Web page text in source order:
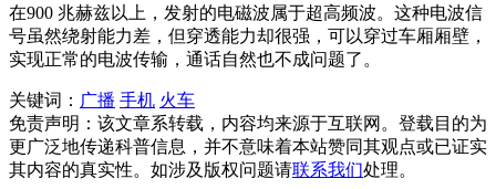
在900 兆赫兹以上，发射的电磁波属于超高频波。这种电波信
号虽然绕射能力差，但穿透能力却很强，可以穿过车厢厢壁，
实现正常的电波传输，通话自然也不成问题了。
关键词： 广播 手机 火车
免责声明：该文章系转载，内容均来源于互联网。登载目的为
更广泛地传递科普信息，并不意味着本站赞同其观点或已证实
其内容的真实性。如涉及版权问题请联系我们处理。